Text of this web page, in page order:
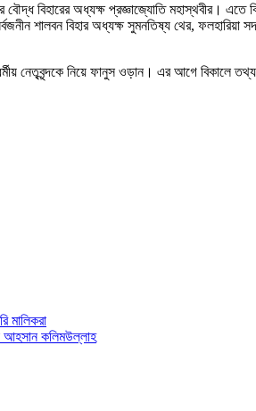
বিহারের অধ্যক্ষ প্রজ্ঞাজ্যোতি মহাস্থবীর।
শালবন বিহার অধ্যক্ষ সুমনতিষ্য থের, ফলহারিয়া
নেতৃবৃন্দকে নিয়ে ফানুস ওড়ান। এর আগে বিকালে
মালিকরা
আহসান কলিমউল্লাহ